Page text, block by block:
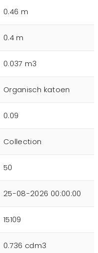
0.46 m
0.4 m
0.037 m3
Organisch katoen
0.09
Collection
50
25-08-2026 00:00:00
15109
0.736 cdm3